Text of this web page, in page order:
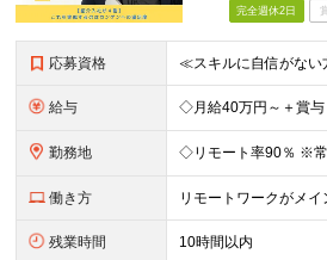
完全週休2日
応募資格
給与
勤務地
働き方 リモートワークがメイ
残業時間 10時間以内